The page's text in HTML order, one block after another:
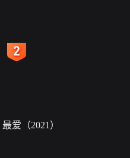
最爱（2021）